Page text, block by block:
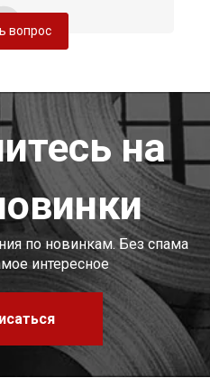
вопрос
на
по новинкам. Без спама
интересное